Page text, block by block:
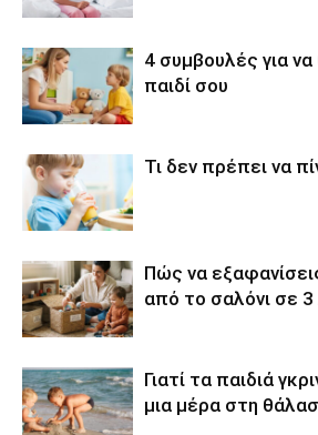
4 συμβουλές για
παιδί σου
Τι δεν πρέπει να
Πώς να
από το σαλόνι σε
Γιατί τα παιδιά
μια μέρα στη